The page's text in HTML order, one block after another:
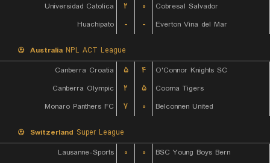
Universidad Catolica
۲ ۰
Cobresal Salvador
Huachipato
- - Everton Vina del Mar
Australia NPL ACT League
Canberra Croatia
۵ ۴
O'Connor Knights SC
Canberra Olympic
۲ ۵
Cooma Tigers
Monaro Panthers FC
۷ ۰ Belconnen United
Switzerland Super League
Lausanne-Sports
۰ ۰ BSC Young Boys Bern